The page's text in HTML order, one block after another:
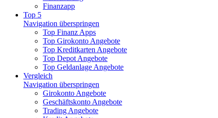
Finanzapp
Top 5
Navigation überspringen
Top Finanz Apps
Top Girokonto Angebote
Top Kreditkarten Angebote
Top Depot Angebote
Top Geldanlage Angebote
Vergleich
Navigation überspringen
Girokonto Angebote
Geschäftskonto Angebote
Trading Angebote